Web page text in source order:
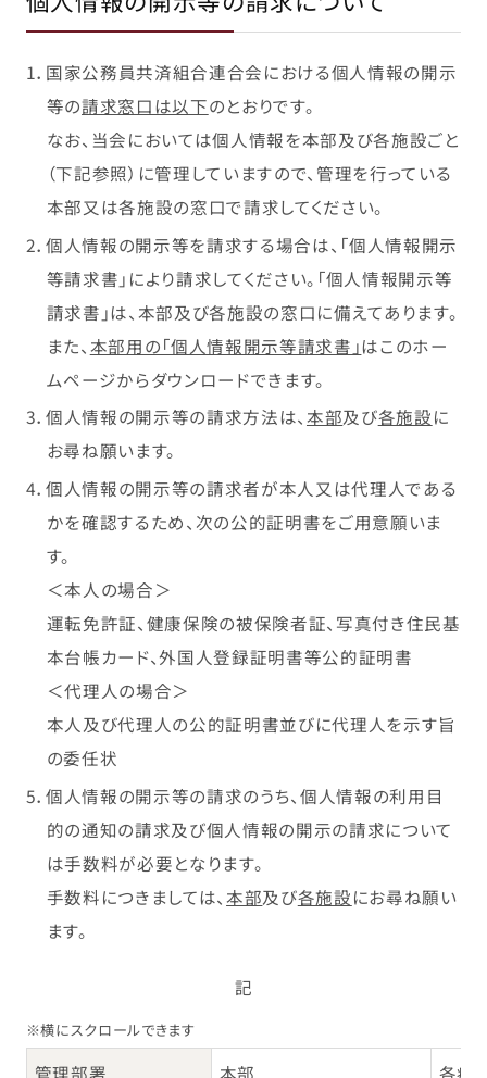
1．国家公務員共済組合連合会における個人情報の開示
等の請求窓口は以下のとおりです。
なお、当会においては個人情報を本部及び各施設ごと
（下記参照）に管理していますので、管理を行っている
本部又は各施設の窓口で請求してください。
2．個人情報の開示等を請求する場合は、「個人情報開示
等請求書」により請求してください。「個人情報開示等
請求書」は、本部及び各施設の窓口に備えてあります。
また、 本部用の「個人情報開示等請求書」はこのホー
ムページからダウンロードできます。
3．個人情報の開示等の請求方法は、本部及び各施設に
お尋ね願います。
4．個人情報の開示等の請求者が本人又は代理人である
かを確認するため、次の公的証明書をご用意願いま
す。
＜本人の場合＞
運転免許証、健康保険の被保険者証、写真付き住民基
本台帳カード、外国人登録証明書等公的証明書
＜代理人の場合＞
本人及び代理人の公的証明書並びに代理人を示す旨
の委任状
5．個人情報の開示等の請求のうち、個人情報の利用目
的の通知の請求及び個人情報の開示の請求について
は手数料が必要となります。
手数料につきましては、本部及び各施設にお尋ね願い
ます。
記
※横にスクロールできます
管理部署 本部 各病